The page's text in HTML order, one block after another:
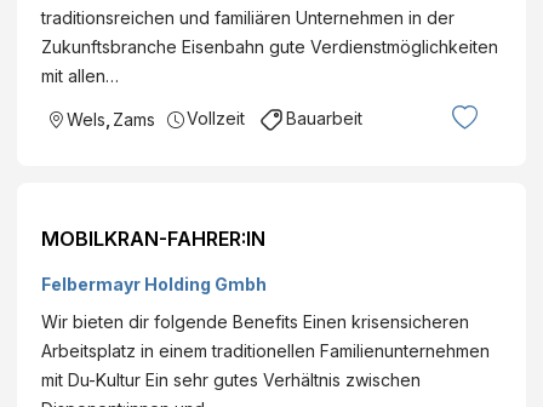
traditionsreichen und familiären Unternehmen in der
Zukunftsbranche Eisenbahn gute Verdienstmöglichkeiten
mit allen…
Wels Zams Vollzeit Bauarbeit
MOBILKRAN-FAHRER:IN
Felbermayr Holding Gmbh
Wir bieten dir folgende Benefits Einen krisensicheren
Arbeitsplatz in einem traditionellen Familienunternehmen
mit Du-Kultur Ein sehr gutes Verhältnis zwischen